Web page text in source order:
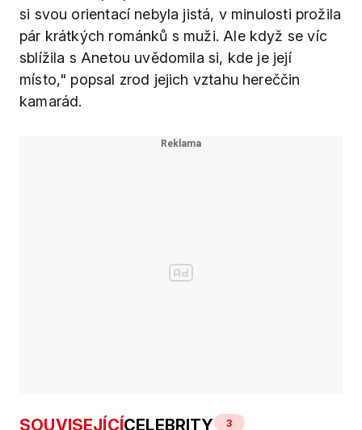
si svou orientací nebyla jistá, v minulosti prožila
pár krátkých románků s muži. Ale když se víc
sblížila s Anetou uvědomila si, kde je její
místo," popsal zrod jejich vztahu hereččin
kamarád.
SOUVISEJÍCÍCELEBRITY 3